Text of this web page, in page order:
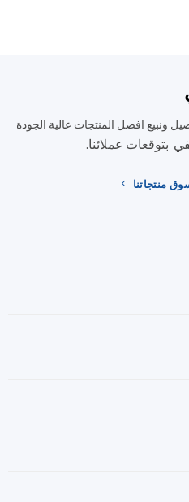
افضل المنتجات عالية الجودة
عملائنا.